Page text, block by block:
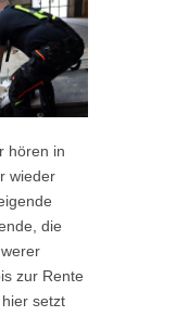
hören in
wieder
die
zur Rente
setzt